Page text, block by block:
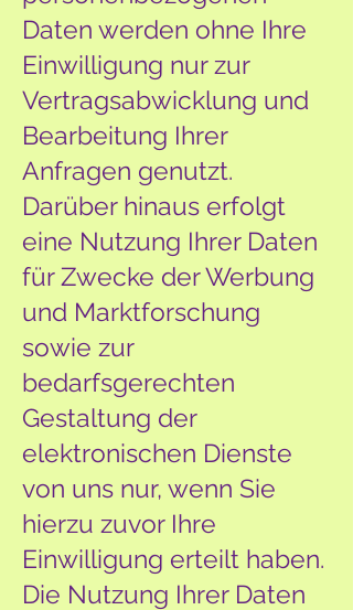
Daten werden ohne Ihre
Einwilligung nur zur
Vertragsabwicklung und
Bearbeitung Ihrer
Anfragen genutzt.
Darüber hinaus erfolgt
eine Nutzung Ihrer Daten
für Zwecke der Werbung
und Marktforschung
sowie zur
bedarfsgerechten
Gestaltung der
elektronischen Dienste
von uns nur, wenn Sie
hierzu zuvor Ihre
Einwilligung erteilt haben.
Die Nutzung Ihrer Daten